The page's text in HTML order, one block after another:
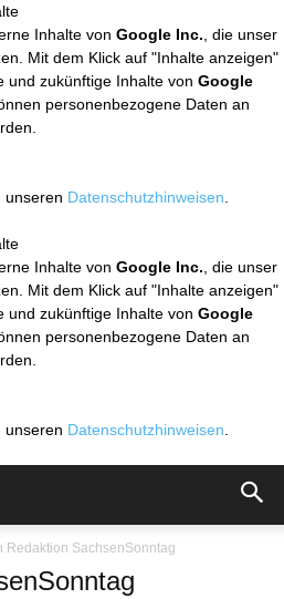
Inhalte von Google Inc. , die unser
Mit dem Klick auf "Inhalte anzeigen"
und zukünftige Inhalte von Google
personenbezogene Daten an
unseren Datenschutzhinweisen
Inhalte von Google Inc. , die unser
Mit dem Klick auf "Inhalte anzeigen"
und zukünftige Inhalte von Google
personenbezogene Daten an
unseren Datenschutzhinweisen
Redaktion SachsenSonntag